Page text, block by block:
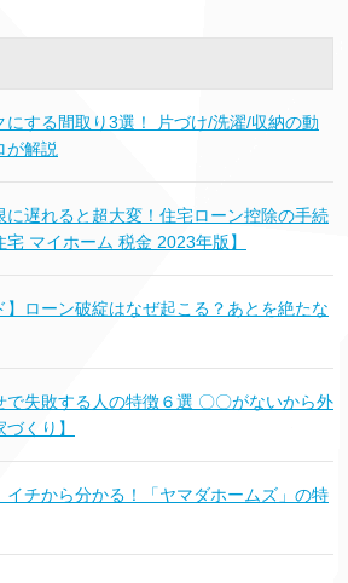
にする間取り3選！ 片づけ/洗濯/収納の動
が解説
に遅れると超大変！住宅ローン控除の手続
マイホーム 税金 2023年版】
】ローン破綻はなぜ起こる？あとを絶たな
で失敗する人の特徴６選 〇〇がないから外
くり】
イチから分かる！「ヤマダホームズ」の特